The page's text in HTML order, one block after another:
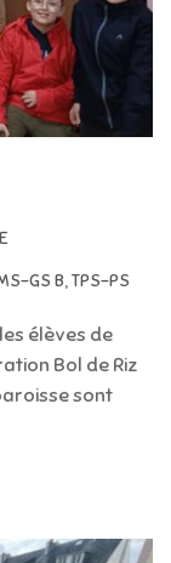
GS B,TPS-PS
élèves de
Bol de Riz
sont